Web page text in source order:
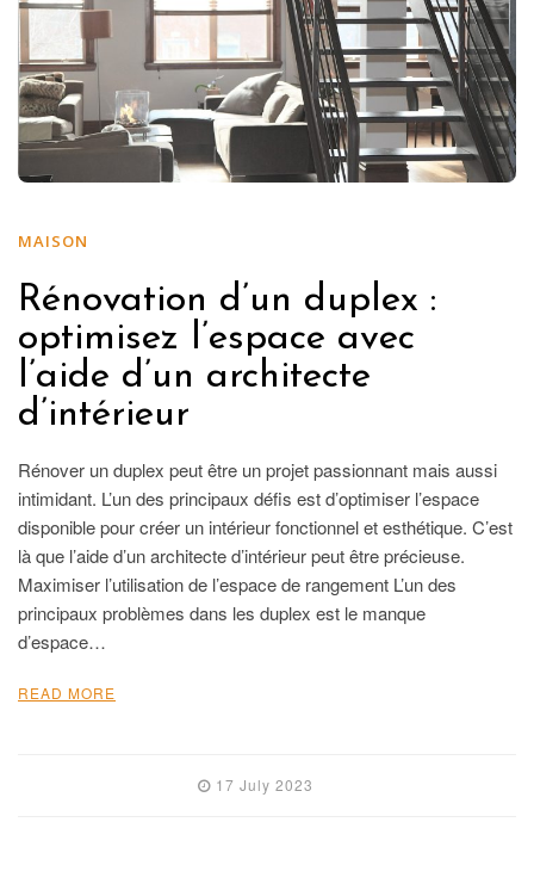
MAISON
Rénovation d’un duplex :
optimisez l’espace avec
l’aide d’un architecte
d’intérieur
Rénover un duplex peut être un projet passionnant mais aussi
intimidant. L’un des principaux défis est d’optimiser l’espace
disponible pour créer un intérieur fonctionnel et esthétique. C’est
là que l’aide d’un architecte d’intérieur peut être précieuse.
Maximiser l’utilisation de l’espace de rangement L’un des
principaux problèmes dans les duplex est le manque
d’espace…
READ MORE
17 July 2023